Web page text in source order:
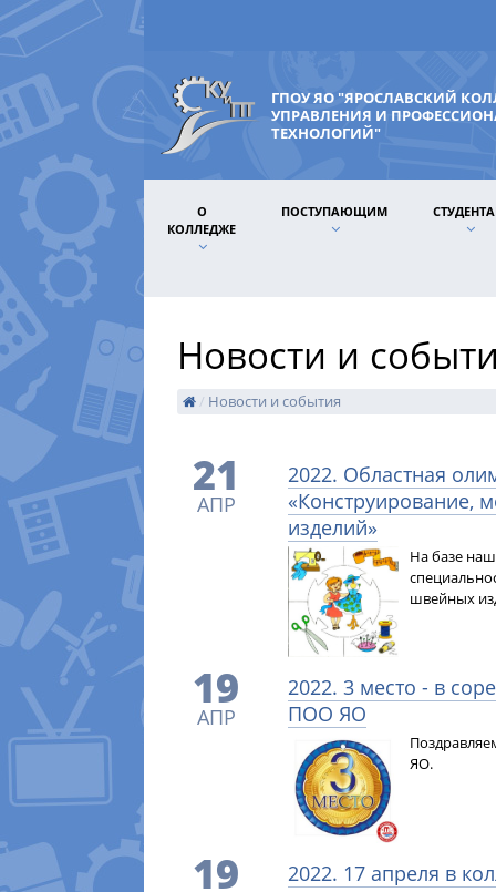
ГПОУ ЯО "ЯРОСЛАВСКИЙ
УПРАВЛЕНИЯ И
ТЕХНОЛОГИЙ"
О
КОЛЛЕДЖЕ
ПОСТУПАЮЩИМ
Новости и
/ Новости и события
21
АПР
2022. Областная
«Конструирование,
изделий»
На базе
швейных
19
АПР
2022. 3 место - в
ПОО ЯО
ЯО.
19 2022. 17 апреля в